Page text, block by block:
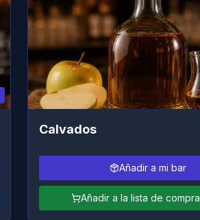
Calvados
Añadir a mi bar
Añadir a la lista de compra